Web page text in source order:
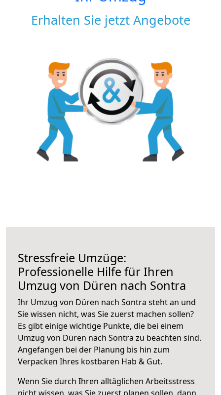
Erhalten Sie jetzt Angebote
Stressfreie Umzüge:
Professionelle Hilfe für Ihren
Umzug von Düren nach Sontra
Ihr Umzug von Düren nach Sontra steht an und
Sie wissen nicht, was Sie zuerst machen sollen?
Es gibt einige wichtige Punkte, die bei einem
Umzug von Düren nach Sontra zu beachten sind.
Angefangen bei der Planung bis hin zum
Verpacken Ihres kostbaren Hab & Gut.
Wenn Sie durch Ihren alltäglichen Arbeitsstress